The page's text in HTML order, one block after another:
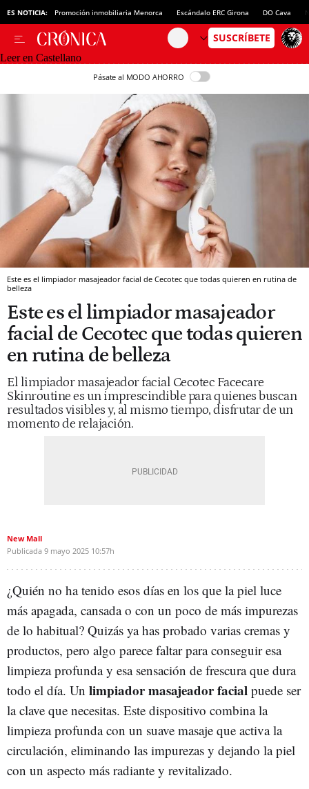
ES NOTICIA: Promoción inmobiliaria Menorca Escándalo ERC Girona DO Cava
Leer en Castellano
Pásate al MODO AHORRO
Este es el limpiador masajeador facial de Cecotec que todas quieren en rutina de
belleza
Este es el limpiador masajeador
facial de Cecotec que todas quieren
en rutina de belleza
El limpiador masajeador facial Cecotec Facecare
Skinroutine es un imprescindible para quienes buscan
resultados visibles y, al mismo tiempo, disfrutar de un
momento de relajación.
New Mall
Publicada 9 mayo 2025 10:57h
¿Quién no ha tenido esos días en los que la piel luce
más apagada, cansada o con un poco de más impurezas
de lo habitual? Quizás ya has probado varias cremas y
productos, pero algo parece faltar para conseguir esa
limpieza profunda y esa sensación de frescura que dura
todo el día. Un limpiador masajeador facial puede ser
la clave que necesitas. Este dispositivo combina la
limpieza profunda con un suave masaje que activa la
circulación, eliminando las impurezas y dejando la piel
con un aspecto más radiante y revitalizado.